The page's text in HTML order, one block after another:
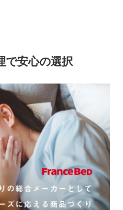
で安心の選択